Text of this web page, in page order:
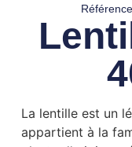
La lentille est un
appartient à la